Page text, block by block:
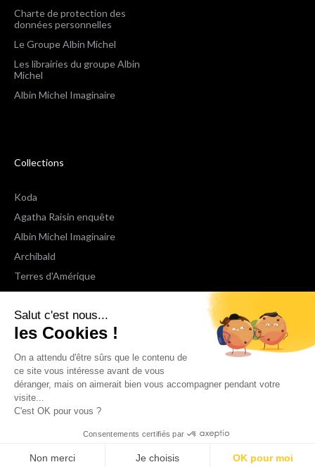
Salut c'est nous...
les Cookies !
On a attendu d'être sûrs que le contenu de
ce site vous intéresse avant de vous
déranger, mais on aimerait bien vous accompagner pendant votre
visite...
C'est OK pour vous ?
Consentements certifiés par
Non merci Je choisis OK pour moi
Charte de protection des
données personnelles
Le Groupe Albin Michel
Les librairies du groupe Albin
Michel
Albin Michel Imaginaire
Collections
Koda
Agatha Raisin enquête
Albin Michel Imaginaire
Archibald
Terres d'Amérique
Espaces Libres Poche
NOX
Wiz
Voir toutes les collections
Nous suivre